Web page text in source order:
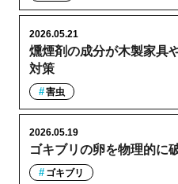
燻煙剤の成分が木製家具
対策
2026.05.21
害虫
ゴキブリの卵を物理的に
2026.05.19
ゴキブリ